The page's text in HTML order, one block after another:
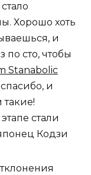
Хорошо хоть
и
по сто, чтобы
Stanabolic
и
такие!
стали
Кодзи